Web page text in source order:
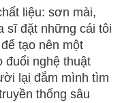
liệu: sơn mài,
sĩ đặt những cái tôi
tạo nên một
đuổi nghệ thuật
lại đắm mình tìm
thống sâu